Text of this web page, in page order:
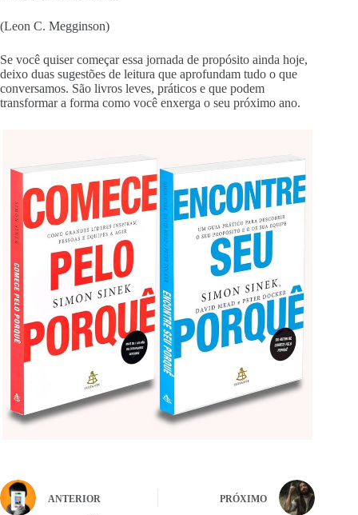
(Leon C. Megginson)
Se você quiser começar essa jornada de propósito ainda hoje,
deixo duas sugestões de leitura que aprofundam tudo o que
conversamos. São livros leves, práticos e que podem
transformar a forma como você enxerga o seu próximo ano.
ANTERIOR PRÓXIMO